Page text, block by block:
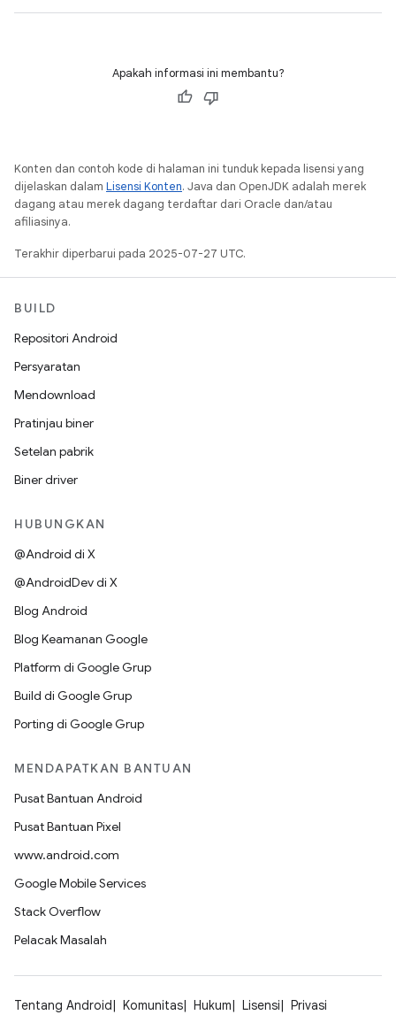
Apakah informasi ini membantu?
Konten dan contoh kode di halaman ini tunduk kepada lisensi yang
dijelaskan dalam Lisensi Konten. Java dan OpenJDK adalah merek
dagang atau merek dagang terdaftar dari Oracle dan/atau
afiliasinya.
Terakhir diperbarui pada 2025-07-27 UTC.
BUILD
Repositori Android
Persyaratan
Mendownload
Pratinjau biner
Setelan pabrik
Biner driver
HUBUNGKAN
@Android di X
@AndroidDev di X
Blog Android
Blog Keamanan Google
Platform di Google Grup
Build di Google Grup
Porting di Google Grup
MENDAPATKAN BANTUAN
Pusat Bantuan Android
Pusat Bantuan Pixel
www.android.com
Google Mobile Services
Stack Overflow
Pelacak Masalah
Tentang Android Komunitas Hukum Lisensi
Privasi